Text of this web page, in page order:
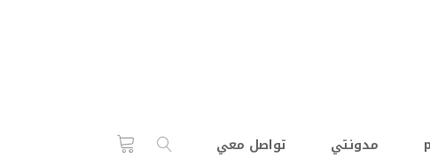
مدونتي تواصل معي